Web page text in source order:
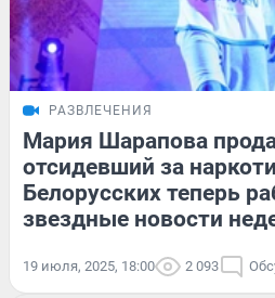
РАЗВЛЕЧЕНИЯ
Мария Шарапова
отсидевший за
Белорусских теперь
звездные новости
19 июля, 2025, 18:00 2 093